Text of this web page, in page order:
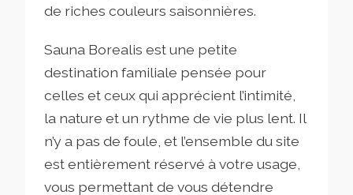
de riches couleurs saisonnières.
Sauna Borealis est une petite
destination familiale pensée pour
celles et ceux qui apprécient l’intimité,
la nature et un rythme de vie plus lent. Il
n’y a pas de foule, et l’ensemble du site
est entièrement réservé à votre usage,
vous permettant de vous détendre